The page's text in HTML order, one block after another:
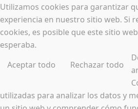
Utilizamos cookies para garantizar
experiencia en nuestro sitio web. Si
cookies, es posible que este sitio
esperaba.
Aceptar todo
Rechazar todo
utilizadas para analizar los datos y